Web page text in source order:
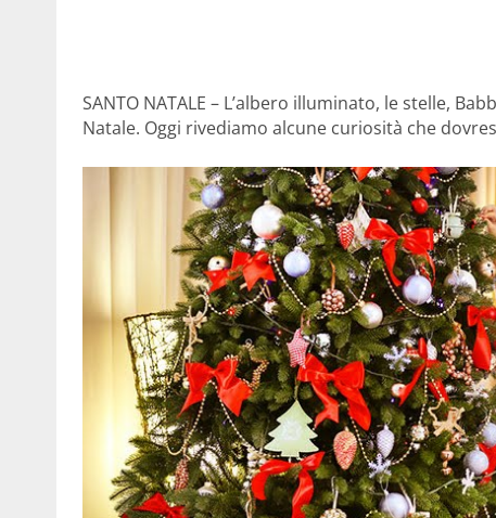
SANTO NATALE – L’albero illuminato, le stelle,
Natale. Oggi rivediamo alcune curiosità che